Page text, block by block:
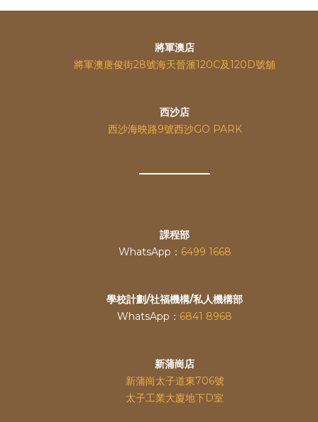
將軍澳店
將軍澳唐俊街28號海天晉滙120C及120D號舖
西沙店
西沙海映路9號西沙GO PARK
課程部
WhatsApp： 6499 1668
學校計劃/社福機構/私人機構部
WhatsApp： 6841 8968
新蒲崗店
新蒲崗太子道東706號
太子工業大廈地下D室